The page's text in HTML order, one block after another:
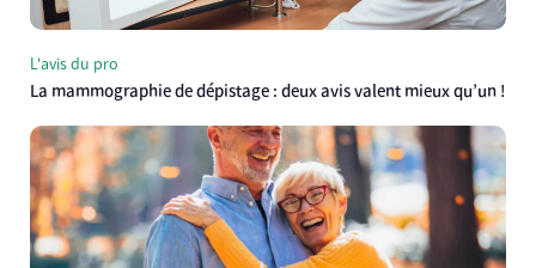
L'avis du pro
La mammographie de dépistage : deux avis valent mieux qu’un !